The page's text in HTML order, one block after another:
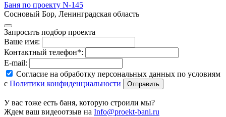
Баня по проекту N-145
Сосновый Бор, Ленинградская область
Запросить подбор проекта
Ваше имя:
Контактный телефон*:
E-mail:
Согласие на обработку персональных данных по условиям
с Политики конфиденциальности
У вас тоже есть баня, которую строили мы?
Ждем ваш видеоотзыв на Info@proekt-bani.ru